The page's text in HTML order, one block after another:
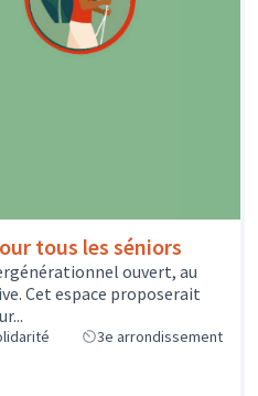
tous les séniors
ouvert, au
Cet espace proposerait
3e arrondissement